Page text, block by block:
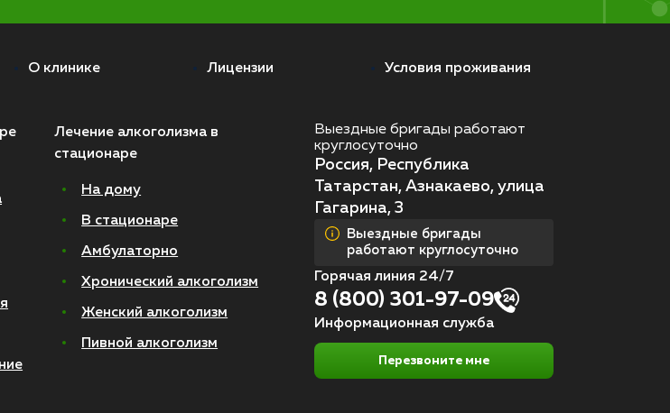
О клинике Лицензии Условия проживания
Лечение алкоголизма в
стационаре
На дому
В стационаре
Амбулаторно
Хронический алкоголизм
Женский алкоголизм
Пивной алкоголизм
Выездные бригады работают
круглосуточно
Россия, Республика
Татарстан, Азнакаево, улица
Гагарина, 3
Выездные бригады
работают круглосуточно
Горячая линия 24/7
8 (800) 301-97-09
Информационная служба
Перезвоните мне